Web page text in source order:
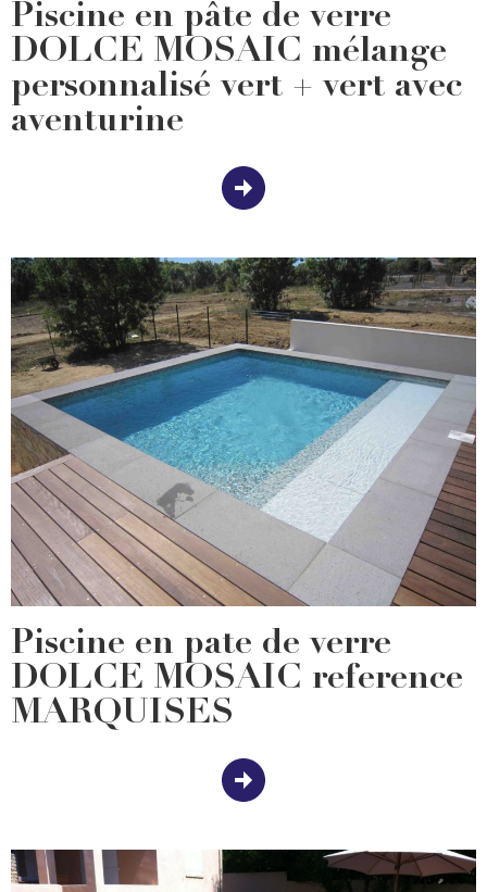
Piscine en pâte de verre
DOLCE MOSAIC mélange
personnalisé vert + vert avec
aventurine
Piscine en pate de verre
DOLCE MOSAIC reference
MARQUISES